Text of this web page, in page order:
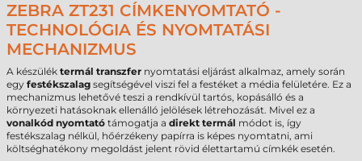
ZEBRA ZT231 CÍMKENYOMTATÓ -
TECHNOLÓGIA ÉS NYOMTATÁSI
MECHANIZMUS
A készülék termál transzfer nyomtatási eljárást alkalmaz, amely során
egy festékszalag segítségével viszi fel a festéket a média felületére. Ez a
mechanizmus lehetővé teszi a rendkívül tartós, kopásálló és a
környezeti hatásoknak ellenálló jelölések létrehozását. Mivel ez a
vonalkód nyomtató támogatja a direkt termál módot is, így
festékszalag nélkül, hőérzékeny papírra is képes nyomtatni, ami
költséghatékony megoldást jelent rövid élettartamú címkék esetén.